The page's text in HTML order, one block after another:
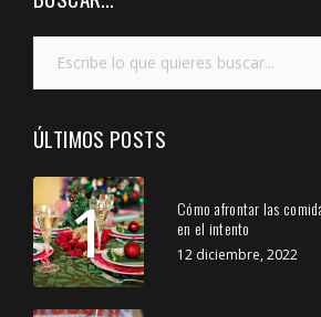
ÚLTIMOS POSTS
1
Cómo afrontar las
en el intento
12 diciembre, 2022